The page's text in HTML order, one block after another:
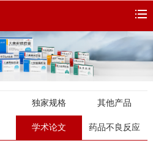
独家规格 其他产品
学术论文 药品不良反应